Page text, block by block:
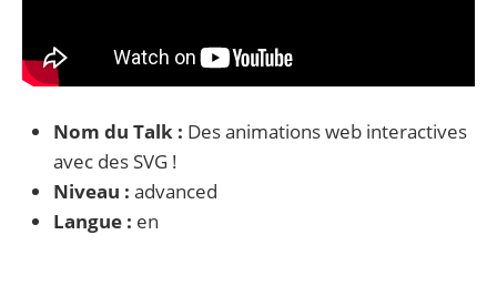
Nom du Talk : Des animations web interactives
avec des SVG !
Niveau : advanced
Langue : en